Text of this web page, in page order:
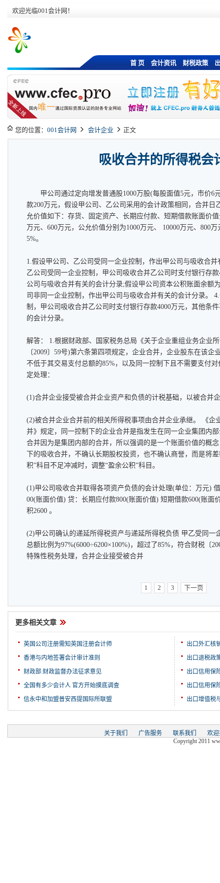
欢迎光临001会计网！
首 页 会计资讯 财税政策
您的位置： 001会计网 会计企业 正文
吸收合并的所得税会
甲公司通过定向增发普通股1000万股(每股面值5元，市价6
款200万元，假设甲公司、乙公司采用的会计政策相同，合并日
允价值如下：存货、固定资产、长期应付款、短期借款账面价值
万元、600万元，公允价值分别为1000万元、 10000万元、800
5%。
1.假设甲公司、乙公司受同一企业控制，作出甲公司与吸收合
乙公司受同一企业控制，甲公司吸收合并乙公司时支付银行存
公司与吸收合并有关的会计分录;假设甲公司资本公积账面余额
司非同一企业控制，作出甲公司与吸收合并有关的会计分录。
制，甲公司吸收合并乙公司时支付银行存款4000万元，其他条
的会计分录。
解答： 1.根据财政部、国家税务总局《关于企业重组业务企业
〔2009〕59号)第六条第四项规定，企业合并，企业股东在该企
不低于其交易支付总额的85%，以及同一控制下且不需要支付
定处理：
(1)合并企业接受被合并企业资产和负债的计税基础，以被合并
(2)被合并企业合并前的相关所得税事项由合并企业承继。 《
并》规定，同一控制下的企业合并是指发生在同一企业集团内
合并因为是集团内部的合并，所以强调的是一个账面价值的概
下的吸收合并，不确认长期股权投资，也不确认商誉，而是将
积”科目不足冲减时，调整“盈余公积”科目。
(1)甲公司吸收合并取得各项资产负债的会计处理(单位：万元)
00(账面价值) 贷：长期应付款800(账面价值) 短期借款600(账面
积2600 。
(2)甲公司确认的递延所得税资产与递延所得税负债 甲乙受同一
总额比例为9​​7%(6000÷6200×100%)，超过了85%，符合财税〔
特殊性税务处理，合并企业接受被合并
1 2 3 下一页
更多相关文章
英国公司注册需知英国注册会计师
香港与内地签署会计审计准则
财政部:财政监督办法征求意见
全国有多少会计人 官方开始摸底调查
信永中和加盟普安西提国际所联盟
出口外汇核
出口退税政
出口信用保
出口信用保
出口增值税
关于我们 广告服务 联系我们
欢
Copyright 2011